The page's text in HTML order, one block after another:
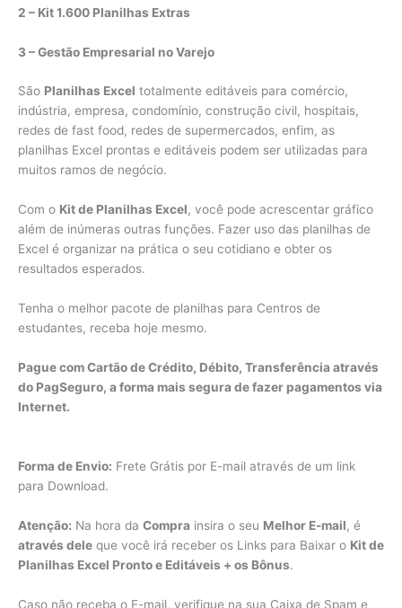
2 – Kit 1.600 Planilhas Extras
3 – Gestão Empresarial no Varejo
São Planilhas Excel totalmente editáveis para comércio,
indústria, empresa, condomínio, construção civil, hospitais,
redes de fast food, redes de supermercados, enfim, as
planilhas Excel prontas e editáveis podem ser utilizadas para
muitos ramos de negócio.
Com o Kit de Planilhas Excel, você pode acrescentar gráfico
além de inúmeras outras funções. Fazer uso das planilhas de
Excel é organizar na prática o seu cotidiano e obter os
resultados esperados.
Tenha o melhor pacote de planilhas para Centros de
estudantes, receba hoje mesmo.
Pague com Cartão de Crédito, Débito, Transferência através
do PagSeguro, a forma mais segura de fazer pagamentos via
Internet.
Forma de Envio: Frete Grátis por E-mail através de um link
para Download.
Atenção: Na hora da Compra insira o seu Melhor E-mail, é
através dele que você irá receber os Links para Baixar o Kit de
Planilhas Excel Pronto e Editáveis + os Bônus.
Caso não receba o E-mail, verifique na sua Caixa de Spam e